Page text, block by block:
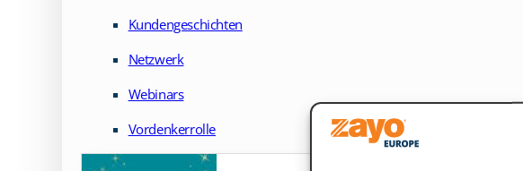
Kundengeschichten
Netzwerk
Webinars
Vordenkerrolle